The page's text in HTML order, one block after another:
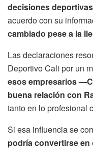
decisiones
acuerdo con su
cambiado pese a la
Las declaraciones
Deportivo Cali por un
esos empresarios
buena relación con
tanto en lo profesional
Si esa influencia se
podría convertirse en